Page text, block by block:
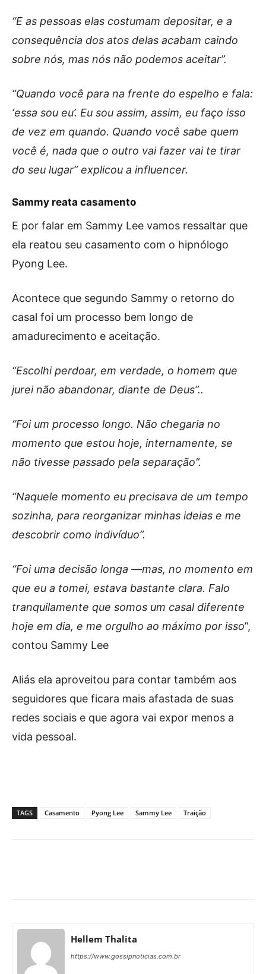
“E as pessoas elas costumam depositar, e a
consequência dos atos delas acabam caindo
sobre nós, mas nós não podemos aceitar”.
“Quando você para na frente do espelho e fala:
‘essa sou eu’. Eu sou assim, assim, eu faço isso
de vez em quando. Quando você sabe quem
você é, nada que o outro vai fazer vai te tirar
do seu lugar” explicou a influencer.
Sammy reata casamento
E por falar em Sammy Lee vamos ressaltar que
ela reatou seu casamento com o hipnólogo
Pyong Lee.
Acontece que segundo Sammy o retorno do
casal foi um processo bem longo de
amadurecimento e aceitação.
“Escolhi perdoar, em verdade, o homem que
jurei não abandonar, diante de Deus”..
“Foi um processo longo. Não chegaria no
momento que estou hoje, internamente, se
não tivesse passado pela separação”.
“Naquele momento eu precisava de um tempo
sozinha, para reorganizar minhas ideias e me
descobrir como indivíduo”.
“Foi uma decisão longa —mas, no momento em
que eu a tomei, estava bastante clara. Falo
tranquilamente que somos um casal diferente
hoje em dia, e me orgulho ao máximo por isso”,
contou Sammy Lee
Aliás ela aproveitou para contar também aos
seguidores que ficara mais afastada de suas
redes sociais e que agora vai expor menos a
vida pessoal.
TAGS Casamento Pyong Lee Sammy Lee Traição
Hellem Thalita
https://www.gossipnoticias.com.br